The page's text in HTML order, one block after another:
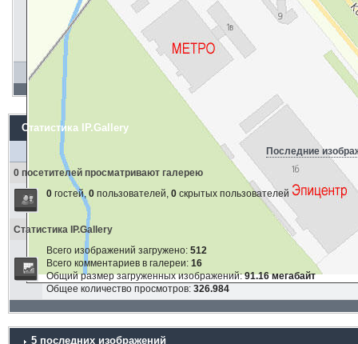
Статистика IP.Gallery
Последние
0 посетителей просматривают галерею
0гостей, 0пользователей, 0скрытых пользователей
Статистика IP.Gallery
Всего изображений загружено: 512
Всего комментариев в галереи: 16
Общий размер загруженных изображений:91.16 мегабайт
Общее количество просмотров: 326.984
5 последних изображений